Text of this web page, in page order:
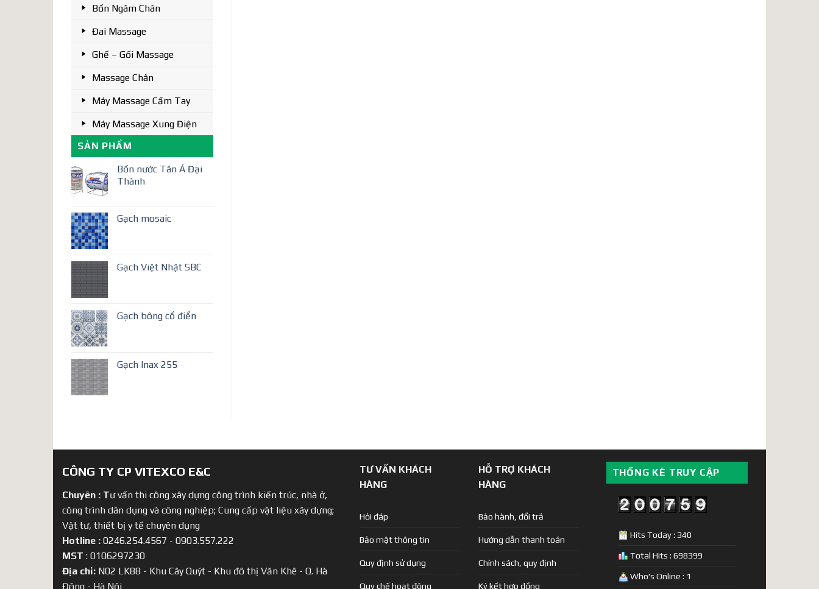
Bồn Ngâm Chân
Đai Massage
Ghế – Gối Massage
Massage Chân
Máy Massage Cầm Tay
Máy Massage Xung Điện
SẢN PHẨM
Bồn nước Tân Á Đại
Thành
Gạch mosaic
Gạch Việt Nhật SBC
Gạch bông cổ điển
Gạch Inax 255
CÔNG TY CP VITEXCO E&C
Chuyên : Tư vấn thi công xây dựng công trình kiến trúc, nhà ở,
công trình dân dụng và công nghiệp; Cung cấp vật liệu xây dựng;
Vật tư, thiết bị y tế chuyên dụng
Hotline : 0246.254.4567 - 0903.557.222
MST : 0106297230
Địa chỉ: N02 LK88 - Khu Cây Quýt - Khu đô thị Văn Khê - Q. Hà
Đông - Hà Nội
TƯ VẤN KHÁCH
HÀNG
Hỏi đáp
Bảo mật thông tin
Quy định sử dụng
Quy chế hoạt động
HỖ TRỢ KHÁCH
HÀNG
Bảo hành, đổi trả
Hướng dẫn thanh toán
Chính sách, quy định
Ký kết hợp đồng
THỐNG KÊ TRUY CẬP
Hits Today : 340
Total Hits : 698399
Who's Online : 1